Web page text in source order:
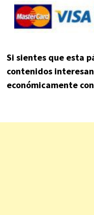
Si sientes que esta
contenidos
económicamente